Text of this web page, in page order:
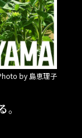
by 島恵理子